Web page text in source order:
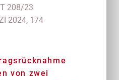
208/23
2024, 174
von zwei